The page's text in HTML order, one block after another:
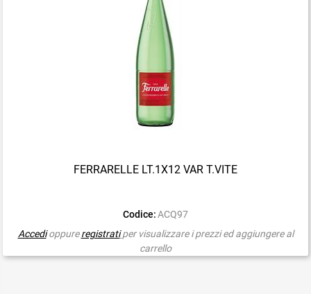
FERRARELLE LT.1X12 VAR T.VITE
Codice: ACQ97
Accedioppureregistrati per visualizzare i prezzi ed aggiungere al
carrello